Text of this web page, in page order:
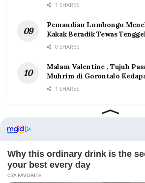
1 SHARES
Pemandian Lombongo
Kakak Beradik Tewas
0 SHARES
Malam Valentine , Tujuh
Muhrim di Gorontalo
1 SHARES
Home Tentang Kontak Redaksi